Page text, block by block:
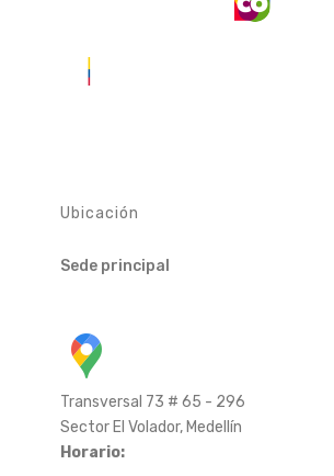
Ubicación
Sede principal
Transversal 73 # 65 - 296
Sector El Volador, Medellín
Horario: